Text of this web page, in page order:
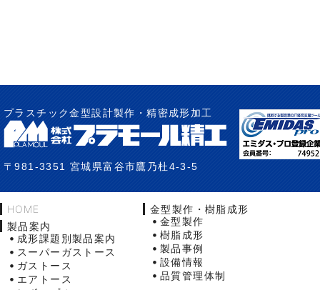
プラスチック金型設計製作・精密成形加工
〒981-3351 宮城県富谷市鷹乃杜4-3-5
HOME
製品案内
成形課題別製品案内
スーパーガストース
ガストース
エアトース
金型製作・樹脂成形
金型製作
樹脂成形
製品事例
設備情報
品質管理体制